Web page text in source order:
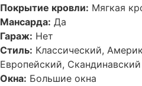
Покрытие кровли: Мягкая
Мансарда: Да
Гараж: Нет
Стиль: Классический,
Европейский,
Окна: Большие окна